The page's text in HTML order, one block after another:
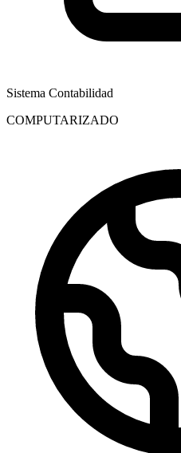
Sistema Contabilidad
COMPUTARIZADO